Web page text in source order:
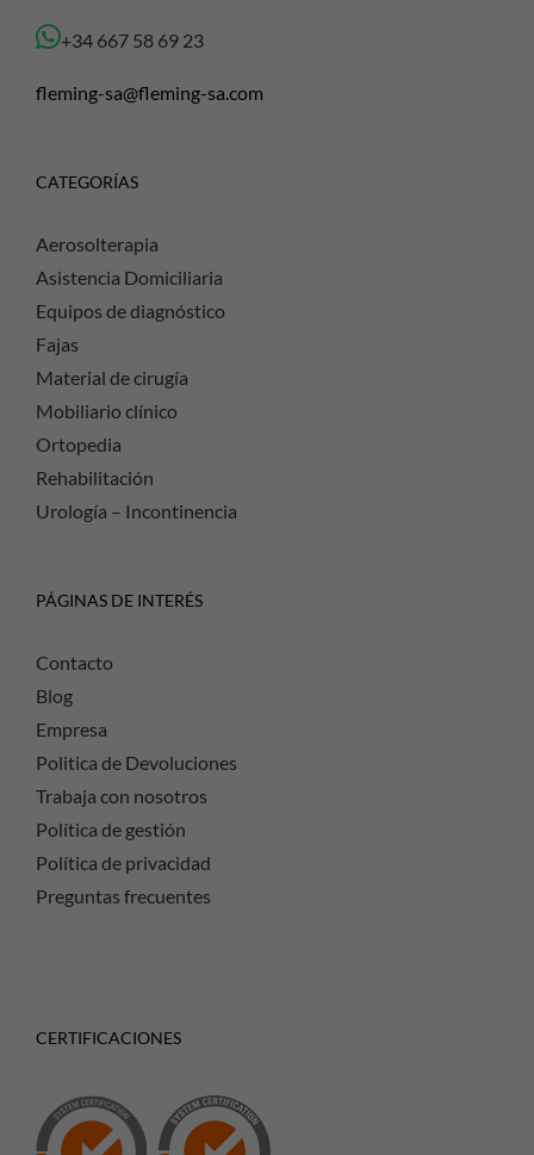
+34 667 58 69 23
fleming-sa@fleming-sa.com
CATEGORÍAS
Aerosolterapia
Asistencia Domiciliaria
Equipos de diagnóstico
Fajas
Material de cirugía
Mobiliario clínico
Ortopedia
Rehabilitación
Urología – Incontinencia
PÁGINAS DE INTERÉS
Contacto
Blog
Empresa
Politica de Devoluciones
Trabaja con nosotros
Política de gestión
Política de privacidad
Preguntas frecuentes
CERTIFICACIONES